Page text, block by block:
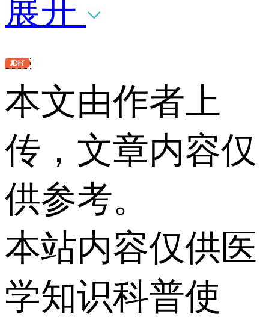
展开
本文由作者上
传，文章内容仅
供参考。
本站内容仅供医
学知识科普使